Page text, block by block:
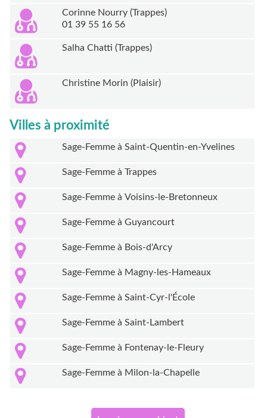
Corinne Nourry (Trappes)
01 39 55 16 56
Salha Chatti (Trappes)
Christine Morin (Plaisir)
Villes à proximité
Sage-Femme à Saint-Quentin-en-Yvelines
Sage-Femme à Trappes
Sage-Femme à Voisins-le-Bretonneux
Sage-Femme à Guyancourt
Sage-Femme à Bois-d'Arcy
Sage-Femme à Magny-les-Hameaux
Sage-Femme à Saint-Cyr-l'École
Sage-Femme à Saint-Lambert
Sage-Femme à Fontenay-le-Fleury
Sage-Femme à Milon-la-Chapelle